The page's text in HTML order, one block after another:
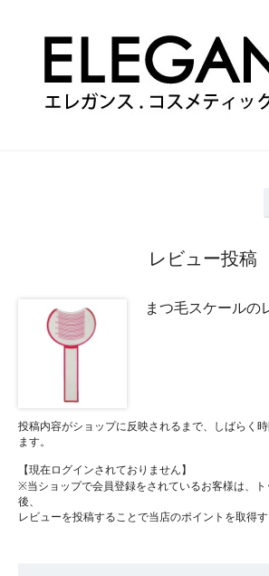
レビュー投稿
まつ毛スケールの
投稿内容がショップに反映されるまで、しばらく
ます。
【現在ログインされておりません】
※当ショップで会員登録をされているお客様は、
後、
レビューを投稿することで当店のポイントを取得す